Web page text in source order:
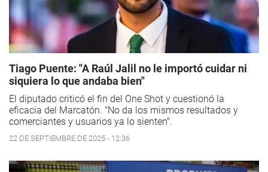
Tiago Puente: "A Raúl Jalil no le importó cuidar ni
siquiera lo que andaba bien"
El diputado criticó el fin del One Shot y cuestionó la
eficacia del Marcatón. "No da los mismos resultados y
comerciantes y usuarios ya lo sienten".
22 DE SEPTIEMBRE DE 2025 - 12:36